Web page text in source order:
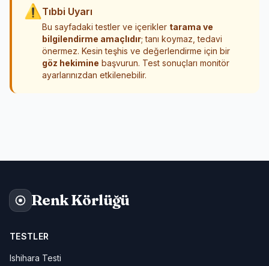
⚠ Tıbbi Uyarı
Bu sayfadaki testler ve içerikler tarama ve
bilgilendirme amaçlıdır; tanı koymaz, tedavi
önermez. Kesin teşhis ve değerlendirme için bir
göz hekimine başvurun. Test sonuçları monitör
ayarlarınızdan etkilenebilir.
Renk Körlüğü
TESTLER
Ishihara Testi